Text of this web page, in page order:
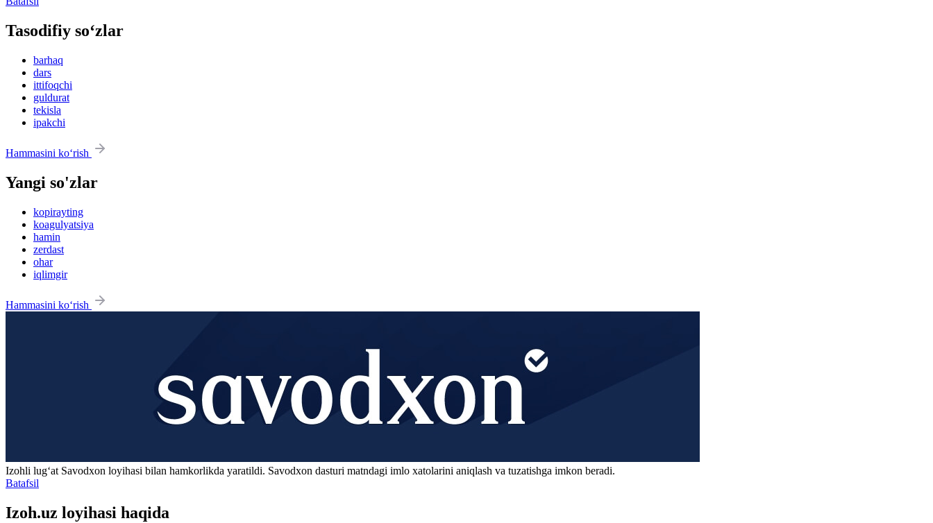
Tasodifiy so‘zlar
barhaq
dars
ittifoqchi
guldurat
tekisla
ipakchi
Hammasini ko‘rish
Yangi so'zlar
kopirayting
koagulyatsiya
hamin
zerdast
ohar
iqlimgir
Hammasini ko‘rish
Izohli lugʻat Savodxon loyihasi bilan hamkorlikda yaratildi. Savodxon dasturi matndagi imlo xatolarini aniqlash va tuzatishga imkon beradi.
Batafsil
Izoh.uz loyihasi haqida